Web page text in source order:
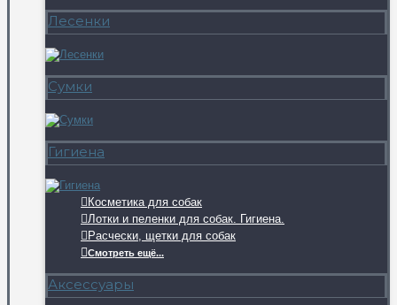
Лесенки
Сумки
Гигиена
Косметика для собак
Лотки и пеленки для собак. Гигиена.
Расчески, щетки для собак
Смотреть ещё...
Аксессуары